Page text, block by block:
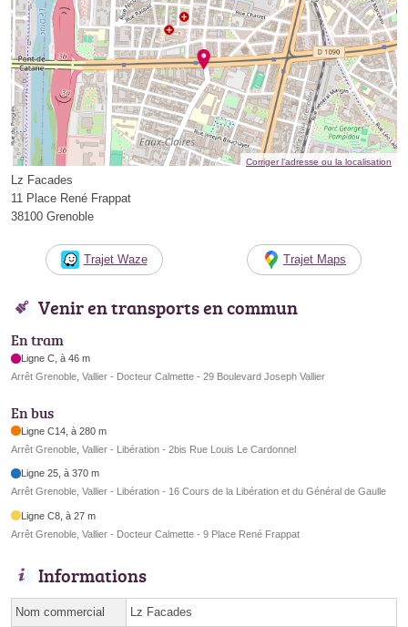
Corriger l’adresse ou la localisation
Lz Facades
11 Place René Frappat
38100 Grenoble
Trajet Waze Trajet Maps
Venir en transports en commun
En tram
Ligne C, à 46 m
Arrêt Grenoble, Vallier - Docteur Calmette - 29 Boulevard Joseph Vallier
En bus
Ligne C14, à 280 m
Arrêt Grenoble, Vallier - Libération - 2bis Rue Louis Le Cardonnel
Ligne 25, à 370 m
Arrêt Grenoble, Vallier - Libération - 16 Cours de la Libération et du Général de Gaulle
Ligne C8, à 27 m
Arrêt Grenoble, Vallier - Docteur Calmette - 9 Place René Frappat
Informations
Nom commercial Lz Facades